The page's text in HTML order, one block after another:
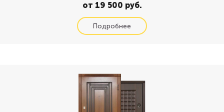
от 19 500 руб.